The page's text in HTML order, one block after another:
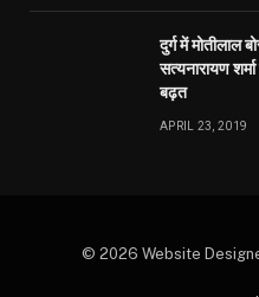
दुर्ग में मोतीलाल
सत्यनारायण
बढ़त
APRIL 23, 2019
© 2026 Website